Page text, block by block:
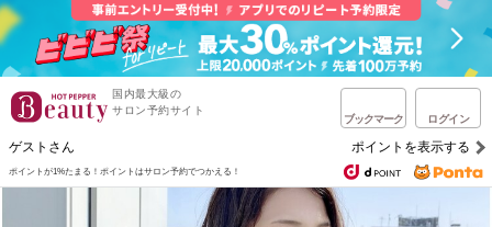
国内最大級の
サロン予約サイト
ブックマーク ログイン
ゲストさん ポイントを表示する
ポイントが1%たまる！ ポイントはサロン予約でつかえる！